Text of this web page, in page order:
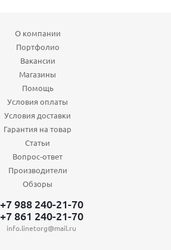
О компании
Портфолио
Вакансии
Магазины
Помощь
Условия оплаты
Условия доставки
Гарантия на товар
Статьи
Вопрос-ответ
Производители
Обзоры
+7 988 240-21-70
+7 861 240-21-70
info.linetorg@mail.ru